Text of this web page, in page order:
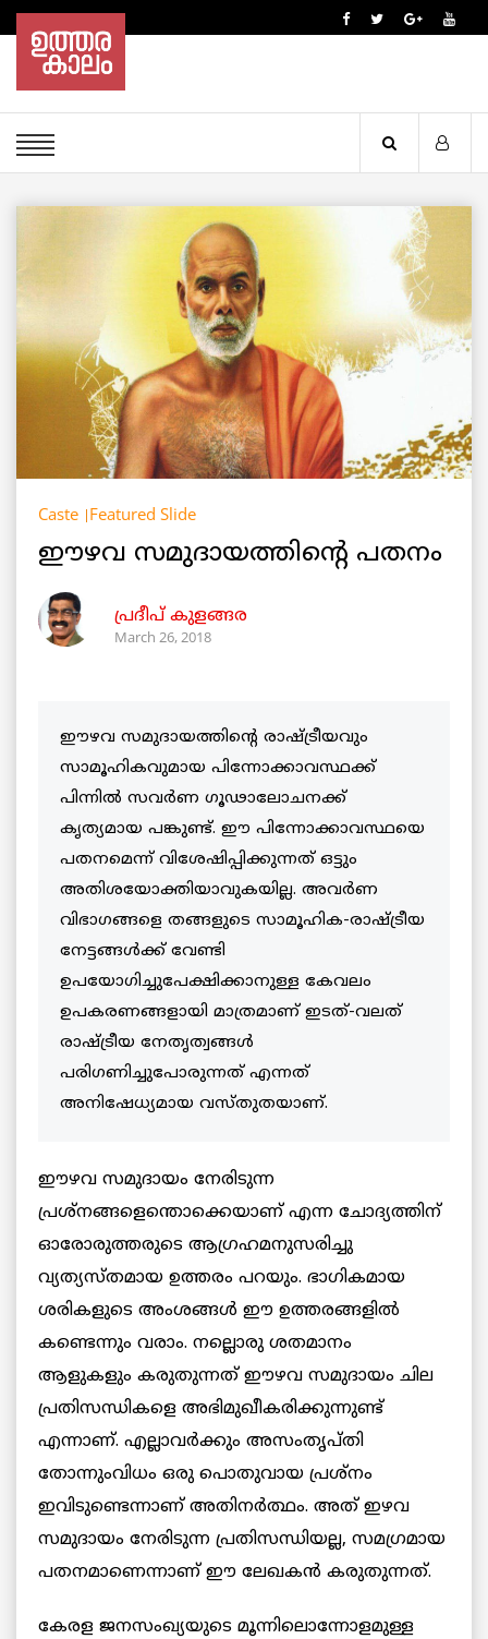
Caste Featured Slide
ഈഴവ സമുദായത്തിന്‍റെ പതനം
പ്രദീപ് കുളങ്ങര
March 26, 2018
ഈഴവ സമുദായത്തിന്റെ രാഷ്ട്രീയവും
സാമൂഹികവുമായ പിന്നോക്കാവസ്ഥക്ക്
പിന്നില്‍ സവര്‍ണ ഗൂഢാലോചനക്ക്
കൃത്യമായ പങ്കുണ്ട്. ഈ പിന്നോക്കാവസ്ഥയെ
പതനമെന്ന് വിശേഷിപ്പിക്കുന്നത് ഒട്ടും
അതിശയോക്തിയാവുകയില്ല. അവര്‍ണ
വിഭാഗങ്ങളെ തങ്ങളുടെ സാമൂഹിക-രാഷ്ട്രീയ
നേട്ടങ്ങള്‍ക്ക് വേണ്ടി
ഉപയോഗിച്ചുപേക്ഷിക്കാനുള്ള കേവലം
ഉപകരണങ്ങളായി മാത്രമാണ് ഇടത്-വലത്
രാഷ്ട്രീയ നേതൃത്വങ്ങള്‍
പരിഗണിച്ചുപോരുന്നത് എന്നത്
അനിഷേധ്യമായ വസ്തുതയാണ്.
ഈഴവ സമുദായം നേരിടുന്ന
പ്രശ്നങ്ങളെന്തൊക്കെയാണ് എന്ന ചോദ്യത്തിന്
ഓരോരുത്തരുടെ ആഗ്രഹമനുസരിച്ചു
വ്യത്യസ്തമായ ഉത്തരം പറയും. ഭാഗികമായ
ശരികളുടെ അംശങ്ങള്‍ ഈ ഉത്തരങ്ങളില്‍
കണ്ടെന്നും വരാം. നല്ലൊരു ശതമാനം
ആളുകളും കരുതുന്നത് ഈഴവ സമുദായം ചില
പ്രതിസന്ധികളെ അഭിമുഖീകരിക്കുന്നുണ്ട്
എന്നാണ്. എല്ലാവര്‍ക്കും അസംതൃപ്തി
തോന്നുംവിധം ഒരു പൊതുവായ പ്രശ്നം
ഇവിടുണ്ടെന്നാണ് അതിനര്‍ത്ഥം. അത് ഇഴവ
സമുദായം നേരിടുന്ന പ്രതിസന്ധിയല്ല, സമഗ്രമായ
പതനമാണെന്നാണ് ഈ ലേഖകൻ കരുതുന്നത്.
കേരള ജനസംഖ്യയുടെ മൂന്നിലൊന്നോളമുള്ള